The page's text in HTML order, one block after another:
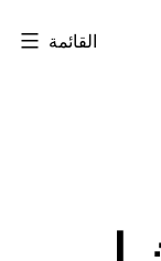
القائمة